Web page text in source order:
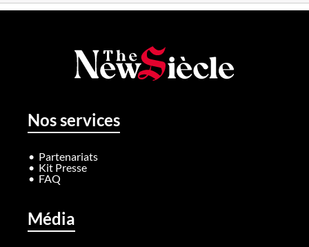
Nos services
Partenariats
Kit Presse
FAQ
Média